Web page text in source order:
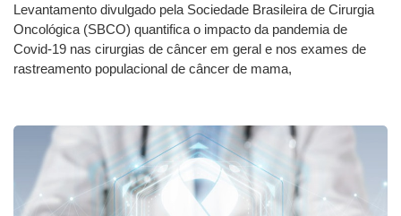
Levantamento divulgado pela Sociedade Brasileira de Cirurgia
Oncológica (SBCO) quantifica o impacto da pandemia de
Covid-19 nas cirurgias de câncer em geral e nos exames de
rastreamento populacional de câncer de mama,